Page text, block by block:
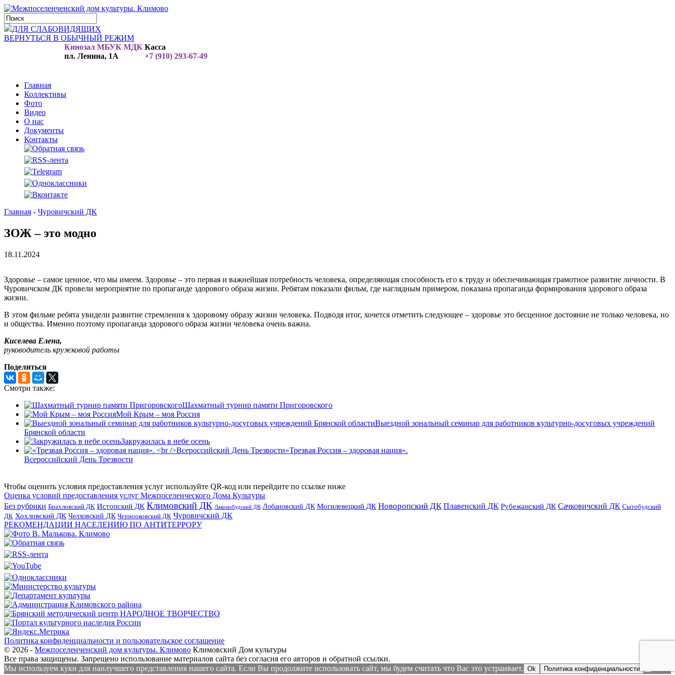
ДЛЯ СЛАБОВИДЯЩИХ
ВЕРНУТЬСЯ В ОБЫЧНЫЙ РЕЖИМ
Кинозал МБУК МДК
пл. Ленина, 1А
Касса
+7 (910) 293-67-49
Главная
Коллективы
Фото
Видео
О нас
Документы
Контакты
Главная - Чуровичский ДК
ЗОЖ – это модно
18.11.2024
Здоровье – самое ценное, что мы имеем. Здоровье – это первая и важнейшая потребность человека, определяющая способность его к труду и обеспечивающая грамотное развитие личности. В
Чуровичском ДК провели мероприятие по пропаганде здорового образа жизни. Ребятам показали фильм, где наглядным примером, показана пропаганда формирования здорового образа
жизни.
В этом фильме ребята увидели развитие стремления к здоровому образу жизни человека. Подводя итог, хочется отметить следующее – здоровье это бесценное достояние не только человека, но
и общества. Именно поэтому пропаганда здорового образа жизни человека очень важна.
Киселева Елена,
руководитель кружковой работы
Поделиться
Смотри также:
Шахматный турнир памяти Пригоровского
Мой Крым – моя Россия
Выездной зональный семинар для работников культурно-досуговых учреждений
Брянской области
Закружилась в небе осень
«Трезвая Россия – здоровая нация».
Всероссийский День Трезвости
Чтобы оценить условия предоставления услуг используйте QR-код или перейдите по ссылке ниже
Оценка условий предоставления услуг Межпоселенческого Дома Культуры
Без рубрики Брахловский ДК Истопский ДК Климовский ДК Лакомобудский ДК Лобановский ДК Могилевецкий ДК Новоропский ДК Плавенский ДК Рубежанский ДК Сачковичский ДК Сытобудский
ДК Хохловский ДК Челховский ДК Чернооковский ДК Чуровичский ДК
РЕКОМЕНДАЦИИ НАСЕЛЕНИЮ ПО АНТИТЕРРОРУ
Политика конфиденциальности и пользовательское соглашение
© 2026 - Межпоселенченский дом культуры. Климово Климовский Дом культуры
Все права защищены. Запрещено использование материалов сайта без согласия его авторов и обратной ссылки.
Мы используем куки для наилучшего представления нашего сайта. Если Вы продолжите использовать сайт, мы будем считать что Вас это устраивает. Ok Политика конфиденциальности